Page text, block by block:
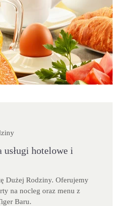
usługi hotelowe i
Dużej Rodziny. Oferujemy
na nocleg oraz menu z
Baru.